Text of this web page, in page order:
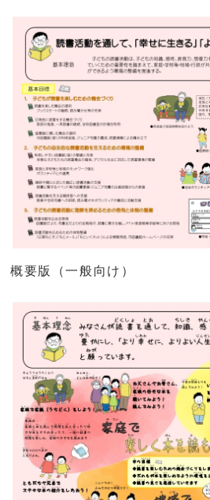
概要版（一般向け）